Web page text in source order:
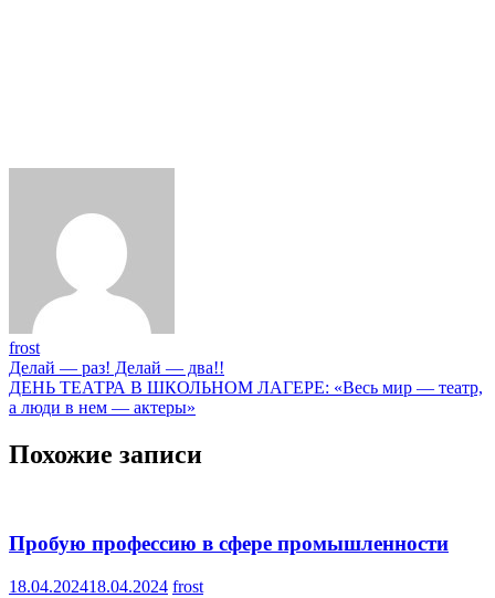
frost
Навигация
по
Делай — раз! Делай — два!!
ДЕНЬ ТЕАТРА В ШКОЛЬНОМ ЛАГЕРЕ: «Весь мир — театр,
а люди в нем — актеры»
Похожие записи
Пробую профессию в сфере промышленности
18.04.202418.04.2024 frost